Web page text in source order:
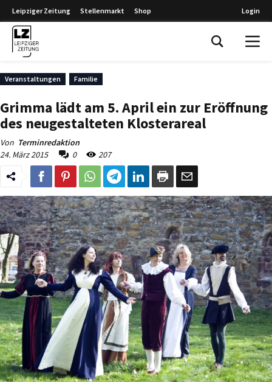
Leipziger Zeitung Stellenmarkt Shop Login
Veranstaltungen Familie
Grimma lädt am 5. April ein zur Eröffnung
des neugestalteten Klosterareal
Von Terminredaktion
24. März 2015
0 207